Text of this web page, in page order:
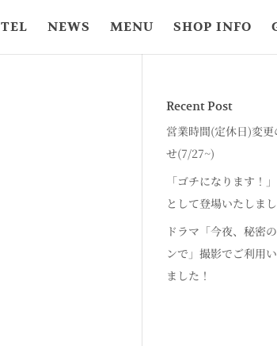
TEL NEWS MENU SHOP INFO
Recent Post
営業時間(定休日)変更
せ(7/27~)
「ゴチになります！
として登場いたしまし
ドラマ「今夜、秘密
ンで」撮影でご利用
ました！